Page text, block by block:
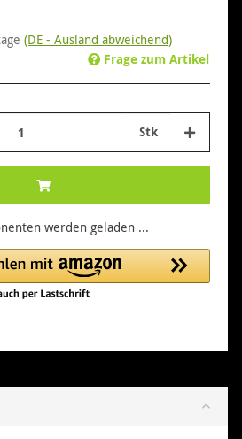
(DE - Ausland abweichend)
Frage zum Artikel
Stk
werden geladen ...